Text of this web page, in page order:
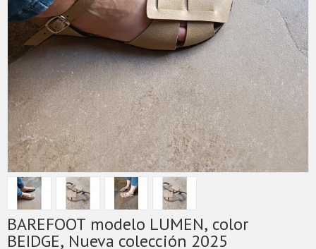
BAREFOOT modelo LUMEN, color
BEIDGE, Nueva colección 2025